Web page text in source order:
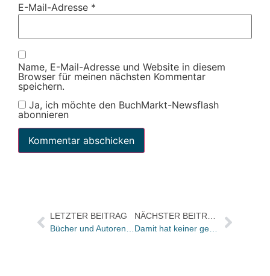
E-Mail-Adresse *
Name, E-Mail-Adresse und Website in diesem
Browser für meinen nächsten Kommentar
speichern.
Ja, ich möchte den BuchMarkt-Newsflash
abonnieren
LETZTER BEITRAG
Bücher und Autoren am MONTAG in den Feuilletons – und der Stilkünstler Eduard Engel
NÄCHSTER BEITRAG
Damit hat keiner gerechnet: Herder übernimmt Thalia / Michael Busch künftig Miteigentümer / Herder-Buchhandlungen „wieder zuhause“